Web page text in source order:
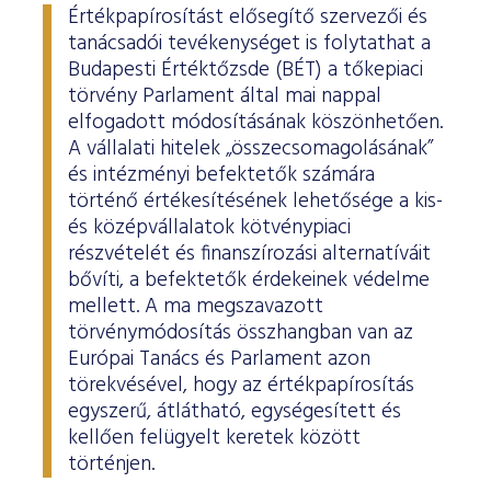
Értékpapírosítást elősegítő szervezői és
tanácsadói tevékenységet is folytathat a
Budapesti Értéktőzsde (BÉT) a tőkepiaci
törvény Parlament által mai nappal
elfogadott módosításának köszönhetően.
A vállalati hitelek „összecsomagolásának”
és intézményi befektetők számára
történő értékesítésének lehetősége a kis-
és középvállalatok kötvénypiaci
részvételét és finanszírozási alternatíváit
bővíti, a befektetők érdekeinek védelme
mellett. A ma megszavazott
törvénymódosítás összhangban van az
Európai Tanács és Parlament azon
törekvésével, hogy az értékpapírosítás
egyszerű, átlátható, egységesített és
kellően felügyelt keretek között
történjen.